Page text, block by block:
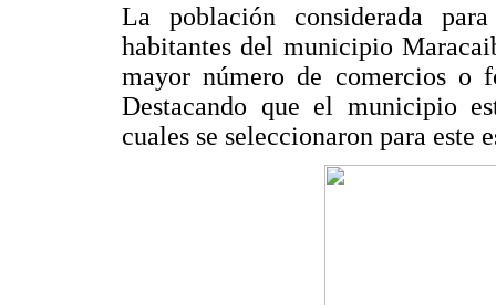
La población considerada
habitantes del municipio
mayor número de comercios o
Destacando que el municipio
cuales se seleccionaron para este